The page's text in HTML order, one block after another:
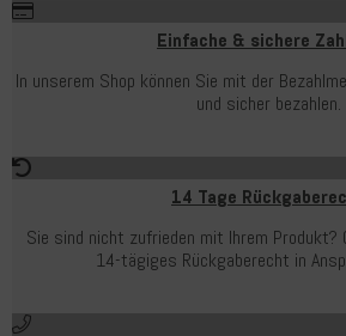
Einfache & sichere
In unserem Shop können Sie mit der
und sicher bezahlen.
14 Tage
Sie sind nicht zufrieden mit Ihrem Produkt?
14-tägiges Rückgaberecht in